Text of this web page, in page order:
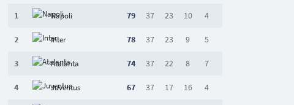
1 Napoli 79 37 23 10 4
2 Inter 78 37 23 9 5
3 Atalanta 74 37 22 8 7
4 Juventus 67 37 17 16 4